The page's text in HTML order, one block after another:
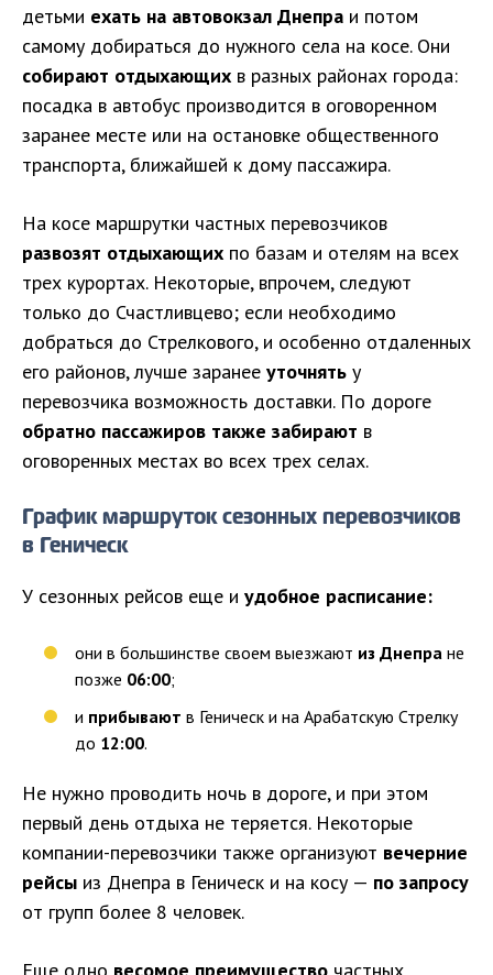
детьми ехать на автовокзал Днепра и потом
самому добираться до нужного села на косе. Они
собирают отдыхающих в разных районах города:
посадка в автобус производится в оговоренном
заранее месте или на остановке общественного
транспорта, ближайшей к дому пассажира.
На косе маршрутки частных перевозчиков
развозят отдыхающих по базам и отелям на всех
трех курортах. Некоторые, впрочем, следуют
только до Счастливцево; если необходимо
добраться до Стрелкового, и особенно отдаленных
его районов, лучше заранее уточнять у
перевозчика возможность доставки. По дороге
обратно пассажиров также забирают в
оговоренных местах во всех трех селах.
График маршруток сезонных перевозчиков
в Геническ
У сезонных рейсов еще и удобное расписание:
они в большинстве своем выезжают из Днепра не
позже 06:00;
и прибывают в Геническ и на Арабатскую Стрелку
до 12:00.
Не нужно проводить ночь в дороге, и при этом
первый день отдыха не теряется. Некоторые
компании-перевозчики также организуют вечерние
рейсы из Днепра в Геническ и на косу — по запросу
от групп более 8 человек.